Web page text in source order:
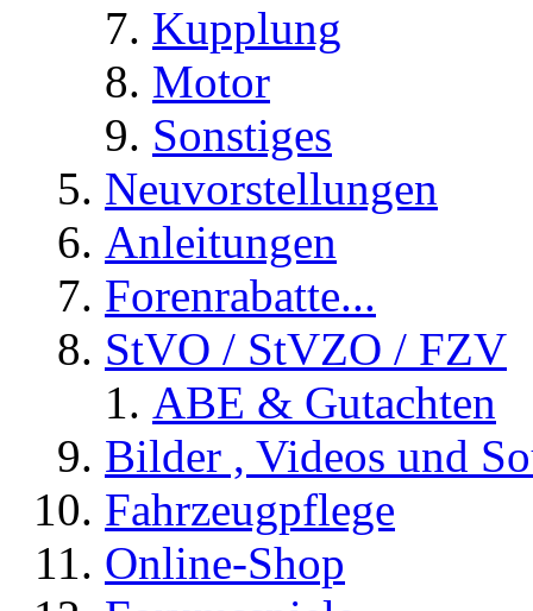
Kupplung
Motor
Sonstiges
Neuvorstellungen
Anleitungen
Forenrabatte...
StVO / StVZO / FZV
ABE & Gutachten
Bilder , Videos und
Fahrzeugpflege
Online-Shop